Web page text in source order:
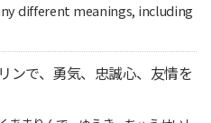
different meanings, including
ンで、勇気、忠誠心、友情を